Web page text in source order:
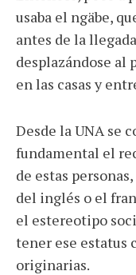
usaba el ngäbe,
antes de la
desplazándose al
en las casas y
Desde la UNA se
fundamental el
de estas
del inglés o el
el estereotipo
tener ese estatus
originarias.